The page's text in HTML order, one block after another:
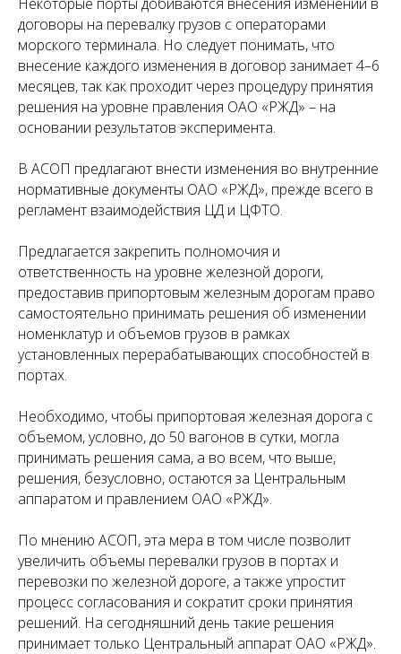
договоры на перевалку грузов с операторами
морского терминала. Но следует понимать, что
внесение каждого изменения в договор занимает 4–6
месяцев, так как проходит через процедуру принятия
решения на уровне правления ОАО «РЖД» – на
основании результатов эксперимента.
В АСОП предлагают внести изменения во внутренние
нормативные документы ОАО «РЖД», прежде всего в
регламент взаимодействия ЦД и ЦФТО.
Предлагается закрепить полномочия и
ответственность на уровне железной дороги,
предоставив припортовым железным дорогам право
самостоятельно принимать решения об изменении
номенклатур и объемов грузов в рамках
установленных перерабатывающих способностей в
портах.
Необходимо, чтобы припортовая железная дорога с
объемом, условно, до 50 вагонов в сутки, могла
принимать решения сама, а во всем, что выше,
решения, безусловно, остаются за Центральным
аппаратом и правлением ОАО «РЖД».
По мнению АСОП, эта мера в том числе позволит
увеличить объемы перевалки грузов в портах и
перевозки по железной дороге, а также упростит
процесс согласования и сократит сроки принятия
решений. На сегодняшний день такие решения
принимает только Центральный аппарат ОАО «РЖД».